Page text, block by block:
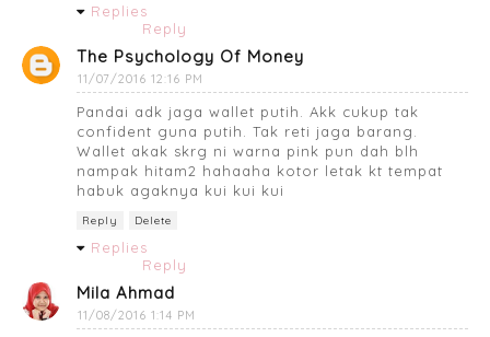
Replies
Reply
The Psychology Of Money
11/07/2016 12:16 PM
Pandai adk jaga wallet putih. Akk cukup tak
confident guna putih. Tak reti jaga barang.
Wallet akak skrg ni warna pink pun dah blh
nampak hitam2 hahaaha kotor letak kt tempat
habuk agaknya kui kui kui
Reply Delete
Replies
Reply
Mila Ahmad
11/08/2016 1:14 PM